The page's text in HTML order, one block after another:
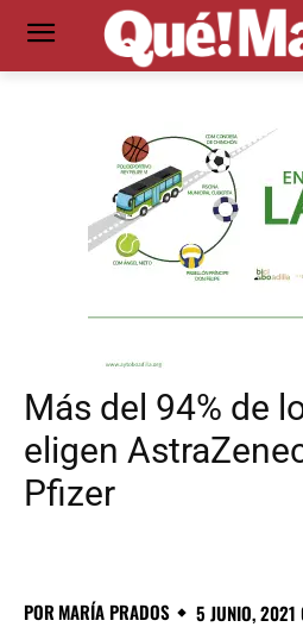
Más del 94% de
eligen
Pfizer
PORMARÍA PRADOS 5 JUNIO,